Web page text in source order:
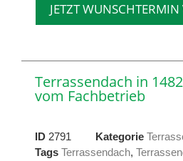
JETZT
Terrassendach in
vom Fachbetrieb
ID 2791 Kategorie
Tags Terrassendach,